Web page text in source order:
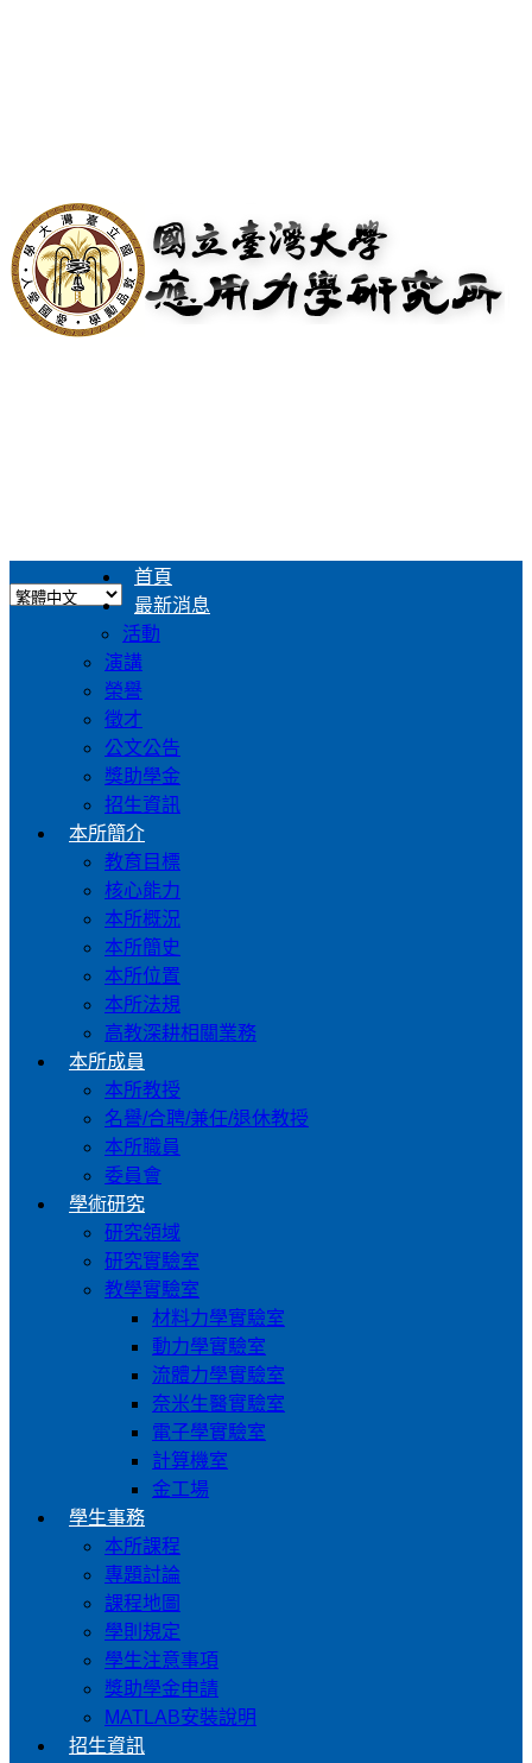
首頁
最新消息
活動
演講
榮譽
徵才
公文公告
獎助學金
招生資訊
本所簡介
教育目標
核心能力
本所概況
本所簡史
本所位置
本所法規
高教深耕相關業務
本所成員
本所教授
名譽/合聘/兼任/退休教授
本所職員
委員會
學術研究
研究領域
研究實驗室
教學實驗室
材料力學實驗室
動力學實驗室
流體力學實驗室
奈米生醫實驗室
電子學實驗室
計算機室
金工場
學生事務
本所課程
專題討論
課程地圖
學則規定
學生注意事項
獎助學金申請
MATLAB安裝說明
招生資訊